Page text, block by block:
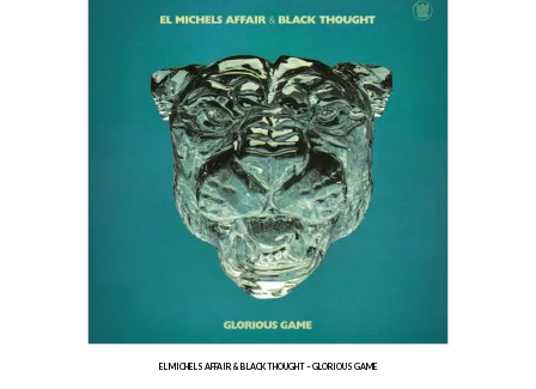
EL MICHELS AFFAIR & BLACK THOUGHT – GLORIOUS GAME